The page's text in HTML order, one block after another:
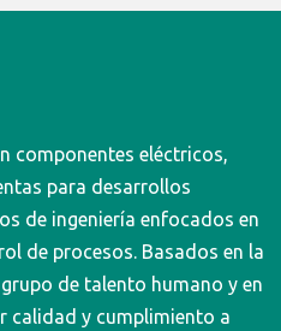
componentes eléctricos,
para desarrollos
de ingeniería enfocados en
de procesos. Basados en la
de talento humano y en
calidad y cumplimiento a